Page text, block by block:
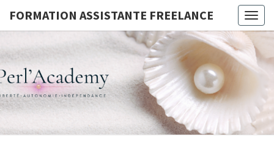
FORMATION ASSISTANTE FREELANCE
G